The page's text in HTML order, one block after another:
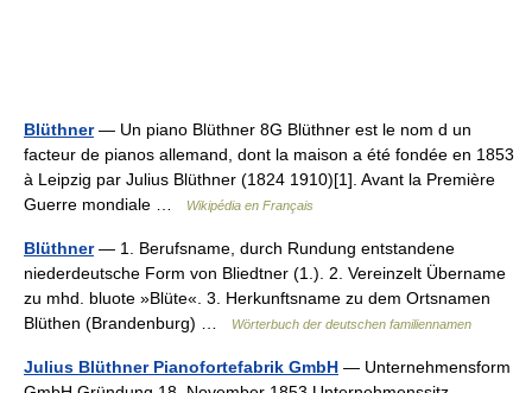
Blüthner— Un piano Blüthner 8G Blüthner est le nom d un
facteur de pianos allemand, dont la maison a été fondée en 1853
à Leipzig par Julius Blüthner (1824 1910)[1]. Avant la Première
Guerre mondiale …
Wikipédia en Français
Blüthner— 1. Berufsname, durch Rundung entstandene
niederdeutsche Form von Bliedtner (1.). 2. Vereinzelt Übername
zu mhd. bluote »Blüte«. 3. Herkunftsname zu dem Ortsnamen
Blüthen (Brandenburg) …
Wörterbuch der deutschen familiennamen
Julius Blüthner Pianofortefabrik GmbH — Unternehmensform